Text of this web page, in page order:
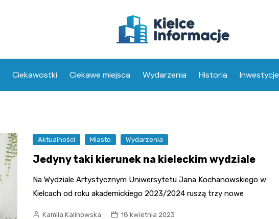
Ciekawostki Ciekawe miejsca Wydarzenia Historia Inwestycje
Aktualności Miasto Wydarzenia
Jedyny taki kierunek na kieleckim wydziale
Na Wydziale Artystycznym Uniwersytetu Jana Kochanowskiego w
Kielcach od roku akademickiego 2023/2024 ruszą trzy nowe
Kamila Kalinowska 18 kwietnia 2023